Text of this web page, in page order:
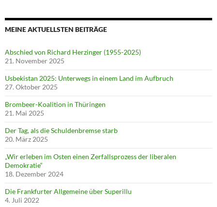
MEINE AKTUELLSTEN BEITRÄGE
Abschied von Richard Herzinger (1955-2025)
21. November 2025
Usbekistan 2025: Unterwegs in einem Land im Aufbruch
27. Oktober 2025
Brombeer-Koalition in Thüringen
21. Mai 2025
Der Tag, als die Schuldenbremse starb
20. März 2025
„Wir erleben im Osten einen Zerfallsprozess der liberalen
Demokratie“
18. Dezember 2024
Die Frankfurter Allgemeine über Superillu
4. Juli 2022